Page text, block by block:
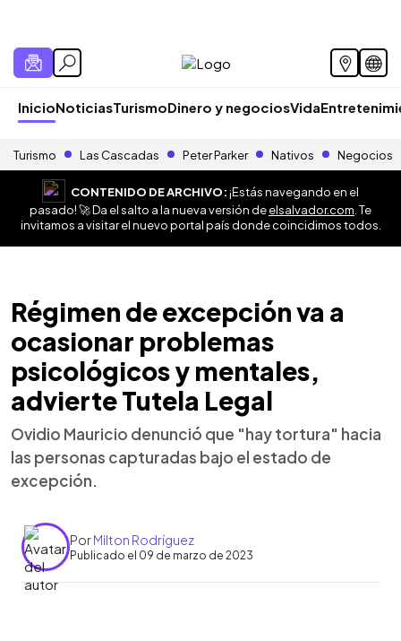
InicioNoticiasTurismoDinero y negociosVida
Turismo Las Cascadas Peter Parker Nativos Negocios
CONTENIDO DE ARCHIVO:¡Estás navegando en el
pasado! 🚀 Da el salto a la nueva versión deelsalvador.com . Te
invitamos a visitar el nuevo portal país donde coincidimos todos.
Régimen de excepción va a
ocasionar problemas
psicológicos y mentales,
advierte Tutela Legal
Ovidio Mauricio denunció que "hay tortura" hacia
las personas capturadas bajo el estado de
excepción.
PorMilton Rodríguez
Publicado el 09 de marzo de 2023